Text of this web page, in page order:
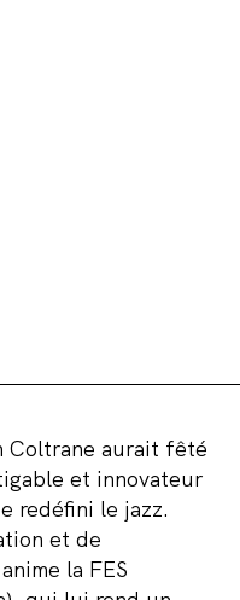
Coltrane aurait fêté
et innovateur
redéfini le jazz.
et de
la FES